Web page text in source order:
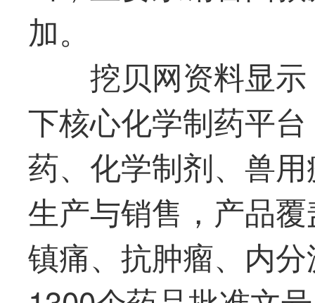
加。
挖贝网资料显
下核心化学制药平
药、化学制剂、兽
生产与销售，产品
镇痛、抗肿瘤、内